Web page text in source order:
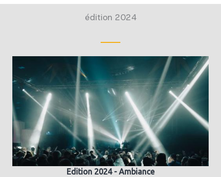
édition 2024
Edition 2024 - Ambiance